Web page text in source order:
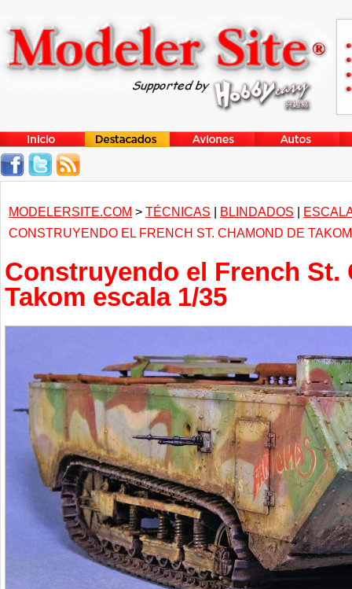
MODELERSITE.COM > TÉCNICAS | BLINDADOS |
CONSTRUYENDO EL FRENCH ST. CHAMOND DE
Construyendo el French St.
Takom escala 1/35